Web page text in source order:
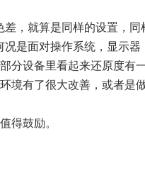
，就算是同样的设置，同
是面对操作系统，显示器
分设备里看起来还原度有
境有了很大改善，或者是
得鼓励。